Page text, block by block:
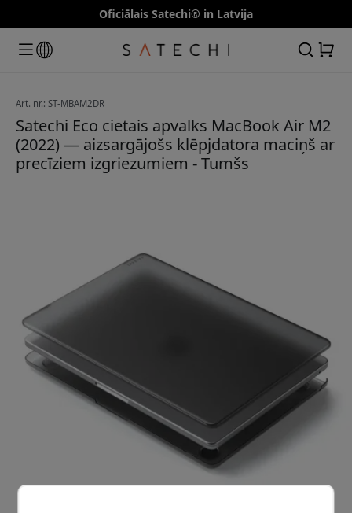
Oficiālais Satechi® in Latvija
Art. nr.: ST-MBAM2DR
Satechi Eco cietais apvalks MacBook Air M2
(2022) — aizsargājošs klēpjdatora maciņš ar
precīziem izgriezumiem - Tumšs